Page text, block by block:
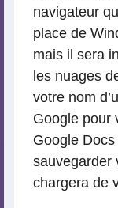
navigateur
place de
mais il sera
les nuages
votre nom
Google pour
Google
sauvegarder
chargera de